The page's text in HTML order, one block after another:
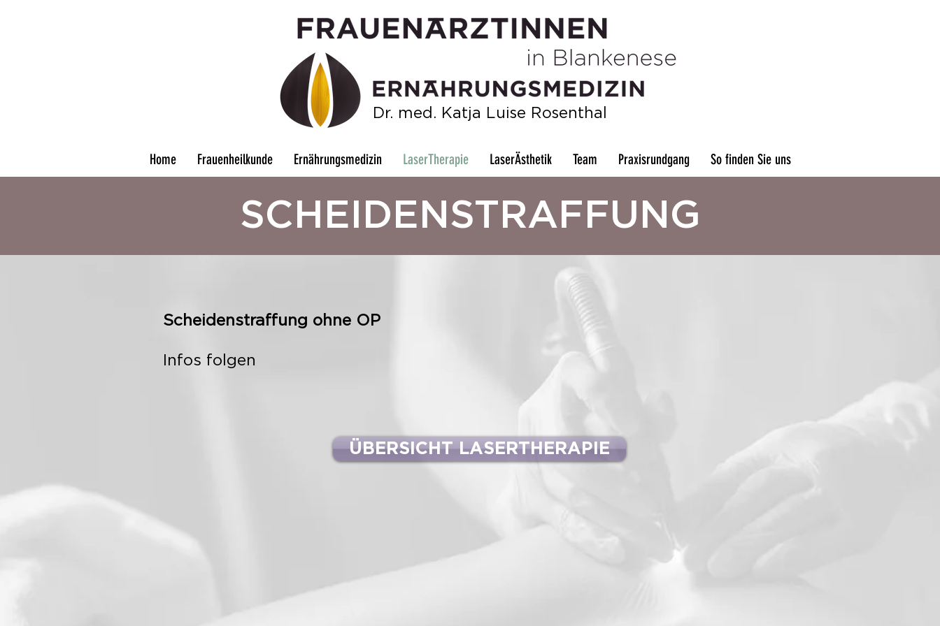
Dr. med. Katja Luise Rosenthal
Home Frauenheilkunde Ernährungsmedizin LaserTherapie LaserÄsthetik Team Praxisrundgang So finden Sie uns
SCHEIDENSTRAFFUNG
Scheidenstraffung ohne OP
Infos folgen
ÜBERSICHT LASERTHERAPIE